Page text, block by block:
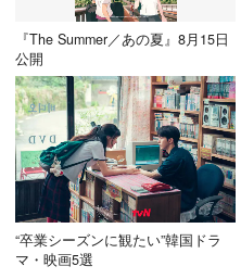
『The Summer／あの夏』8月15日
公開
“卒業シーズンに観たい”韓国ドラ
マ・映画5選